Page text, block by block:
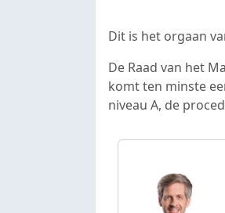
Dit is het orgaan
De Raad van het
komt ten minste
niveau A, de